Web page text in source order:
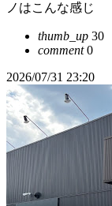
ノはこんな感じ
thumb_up 30
comment0
2026/07/31 23:20